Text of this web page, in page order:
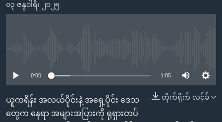
သို့
စာမျက်နှာ
သို့
အစ္စရေး-ပါလက်စတိုင်း
အင်္ဂလိပ်စာလေ့လာမယ်
ဗွီအိုအေ လူမှုကွန်ယက်များ
၀၃ ဇန္နဝါရီ၊ ၂၀၂၅
0:00 1:05
တိုက်ရိုက် လင့်ခ်
ယူကရိန်း အလယ်ပိုင်းနဲ့ အရှေ့ပိုင်း ဒေသ
တွေက နေရာ အများအပြားကို ရုရှားတပ်